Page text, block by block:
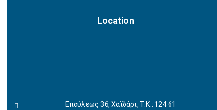
Location
Επαύλεως 36, Χαϊδάρι, Τ.Κ.: 124 61